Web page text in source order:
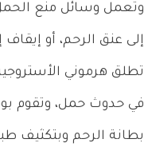
وتعمل وسائل منع
إلى عنق الرحم، أو
تطلق هرموني
في حدوث حمل، وتقوم
بطانة الرحم وبتكثيف